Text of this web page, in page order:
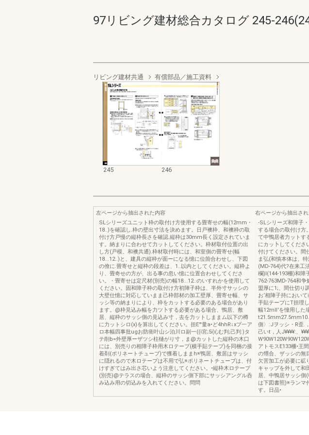
97リビング建材総合カタログ 245-
リビング建材共通 有償部品／施工資料
245 246
左ページから抽出された内容
SLシリーズユニット枠の取付け方使用する畳寄せの幅(12mm・
18..)を確認し.枠の壁出寸法を決めます。日戸襖枠、和襖枠の取
付け方戸慢の縦枠長さを確認.縦枠は30mm長く設定されていま
す。納まりに合わせて力ットしてください。枠材取付位置の出
し方(戸模、和襖共通).枠材取付時には、和室側の畳寄せ(幅
18...12..)と、建具の縦枠が面ーになる憶に位箇合わせし、下図
の僚に.畳寄せと縦枠の段差は、1..以内としてください。縦枠よ
り、畳奇せの方が、出る事の忽い憶に位置合わせしてくださ
い。・畳寄せは定尺材(別売)の幅18...12..のいすれかを使用して
ください。固和障子枠の取付け方初陣子枠は、半外寸サッシの
大壁仕憶に対応していまま己枠部材の加工壁厚、畳寄せ幅、サ
ッシ等の納まりにより、枠をカットする必要のある場合があり
ます。@枠見込み幅を力ツ卜する必要がある場合、鴨居、敷
居、縦枠のサッシ側の見込み寸，去を力ットしままム以下の樽
に力ットシロ(x)を算出してください。担E'"量a•ど4hhR↓xプ一ア
ロ本幅四事批ugお防衛叶山シ泊川ロ副一((i宮;5i)(;む判;己判:)タ
テ削b=外壁厚ーザツシ柱樋がり寸，ま@カットした縦枠の木口
には、別売りの相障子枠用木ロテープ(横手貼テープ)を同梱の接
着剤(ポリネートチューブ)で獲着しままh※鴨居、敷居はサッシ
に隠れるので木ロテープは不用で弘※ポリネートチューブは、付
けすぎてはみ出さ芯いよう注意してください。•縦枠木ロテープ
(別売)@テラスの場合、縦枠のサッシ側下部にサッシアングル呑
み込み用の切込みを入れてください。問問
右ページから抽出さ
-SLシリーズ和障子
する場合の取付け方
て中鴨居者力ットす
にカッ卜してくださ
付けてください。間
ま弘(和慎本体は、
(MD-764)代?在来工
欄)I(144-193柵)和障
762-763MD-764和
盟厚に1;、間仕切り
お‘相陣子持におい
手貼テープにT担理
幅12mll'を憧用した
側〉:Jヲッシ・R歪.
己いt，人J¥¥¥¥:、
アトモスE133柵•王
の甥合、ザッシの無
欠苦加工が必要に砿
キャップを外して和
居、中鴨居サッシ側
は下図書照)※ランマ
す。日品•